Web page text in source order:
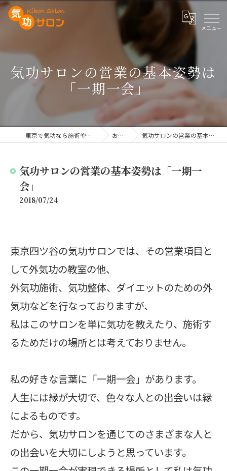
気功サロンの営業の基本姿勢は
「一期一会」
東京で気功なら施術や講座を行う気功サロン お知らせ 気功サロンの営業の基本姿勢は「一期一会」
気功サロンの営業の基本姿勢は「一期一
会」
2018/07/24
東京四ツ谷の気功サロンでは、その営業項目と
して外気功の教室の他、
外気功施術、気功整体、ダイエットのための外
気功などを行なっておりますが、
私はこのサロンを単に気功を教えたり、施術す
るためだけの場所とは考えておりません。
私の好きな言葉に「一期一会」があります。
人生には縁が大切で、色々な人との出会いは縁
によるものです。
だから、気功サロンを通じてのさまざまな人と
の出会いを大切にしようと思っています。